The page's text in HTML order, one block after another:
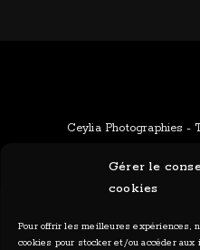
Gérer le
cookies
Pour offrir les meilleures expériences,
cookies pour stocker et/ou accéder
Ceylia Photographies -